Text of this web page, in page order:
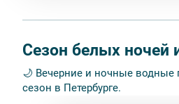
Сезон белых ночей
🌙 Вечерние и ночные водные
сезон в Петербурге.